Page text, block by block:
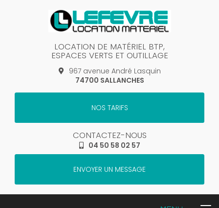
LOCATION DE MATÉRIEL BTP,
ESPACES VERTS ET OUTILLAGE
967 avenue André Lasquin
74700 SALLANCHES
NOS TARIFS
CONTACTEZ-NOUS
04 50 58 02 57
ENVOYER UN MESSAGE